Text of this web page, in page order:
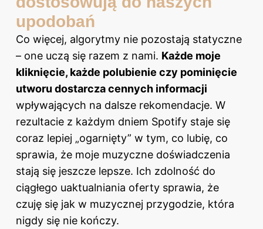
upodobań
Co więcej, algorytmy nie pozostają statyczne
– one uczą się razem z nami. Każde moje
kliknięcie, każde polubienie czy pominięcie
utworu dostarcza cennych informacji
wpływających na dalsze rekomendacje. W
rezultacie z każdym dniem Spotify staje się
coraz lepiej „ogarnięty” w tym, co lubię, co
sprawia, że moje muzyczne doświadczenia
stają się jeszcze lepsze. Ich zdolność do
ciągłego uaktualniania oferty sprawia, że
czuję się jak w muzycznej przygodzie, która
nigdy się nie kończy.